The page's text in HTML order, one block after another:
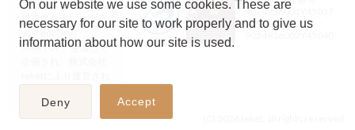
ドコモグループの新
規事業創出プログラ
ム「docomo
STARTUP」を通じて
9024936001Y45037
JASRAC許諾番号：
On our website we use some cookies. These are
necessary for our site to work properly and to give us
information about how our site is used.
Deny Accept